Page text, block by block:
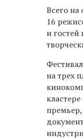
Всего на
16
и гостей
на трех